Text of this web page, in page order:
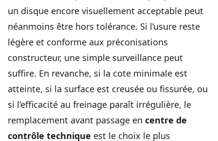
un disque encore visuellement acceptable peut
néanmoins être hors tolérance. Si l’usure reste
légère et conforme aux préconisations
constructeur, une simple surveillance peut
suffire. En revanche, si la cote minimale est
atteinte, si la surface est creusée ou fissurée, ou
si l’efficacité au freinage paraît irrégulière, le
remplacement avant passage en centre de
contrôle technique est le choix le plus